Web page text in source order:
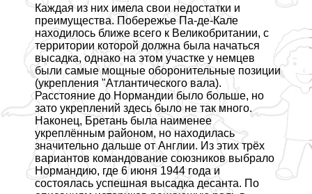
Каждая из них имела свои недостатки и
преимущества. Побережье Па-де-Кале
находилось ближе всего к Великобритании, с
территории которой должна была начаться
высадка, однако на этом участке у немцев
были самые мощные оборонительные позиции
(укрепления "Атлантического вала).
Расстояние до Нормaндии было больше, но
зато укреплений здесь было не так много.
Наконец, Бретань была наименее
укреплённым районом, но находилась
значительно дальше от Англии. Из этих трёх
вариантов комaндование союзников выбрало
Нормaндию, где 6 июня 1944 года и
состоялась успешная высадка десанта. По